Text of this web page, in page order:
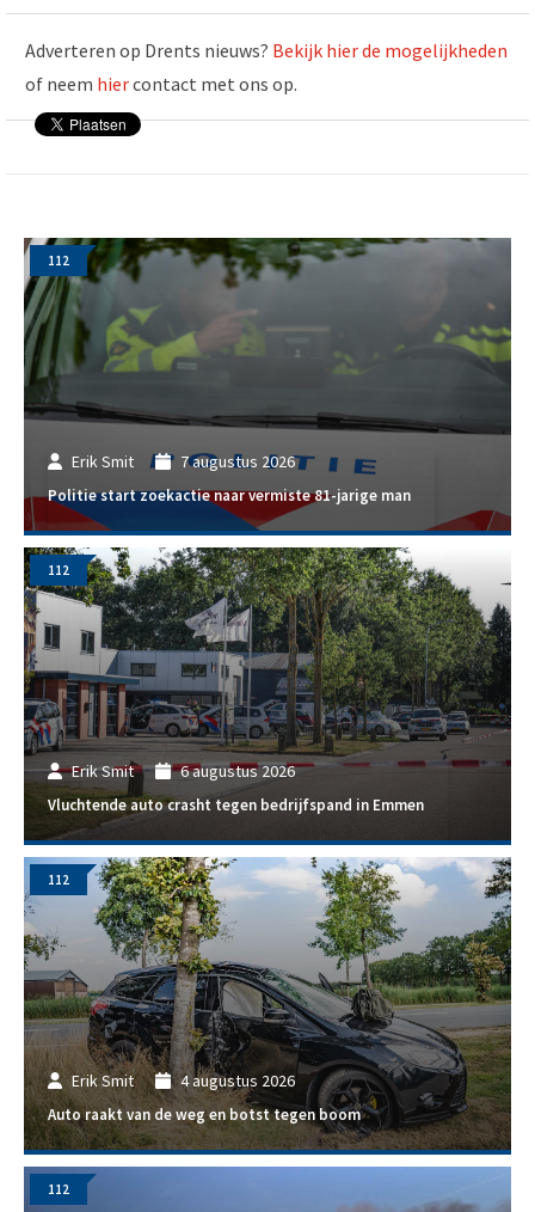
Adverteren op Drents nieuws? Bekijk hier de mogelijkheden
of neem hiercontact met ons op.
Erik Smit 7 augustus 2026
Politie start zoekactie naar vermiste 81-jarige man
112
Erik Smit 6 augustus 2026
Vluchtende auto crasht tegen bedrijfspand in Emmen
112
Erik Smit 4 augustus 2026
Auto raakt van de weg en botst tegen boom
112
112